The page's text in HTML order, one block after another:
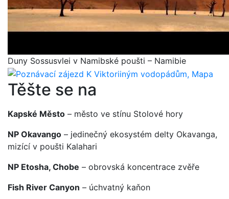
Duny Sossusvlei v Namibské poušti – Namibie
Těšte se na
Kapské Město – město ve stínu Stolové hory
NP Okavango – jedinečný ekosystém delty Okavanga,
mizící v poušti Kalahari
NP Etosha, Chobe – obrovská koncentrace zvěře
Fish River Canyon – úchvatný kaňon